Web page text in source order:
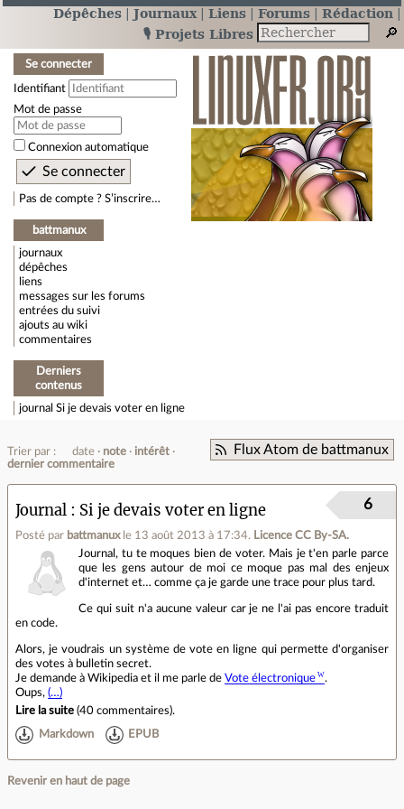
Dépêches Journaux Liens Forums
Rédaction
🎙️ Projets Libres
Se connecter
Identifiant
Mot de passe
Connexion automatique
Pas de compte ? S’inscrire…
battmanux
journaux
dépêches
liens
messages sur les forums
entrées du suivi
ajouts au wiki
commentaires
Derniers
contenus
journal Si je devais voter en ligne
Flux Atom de battmanux
Trier par : date note
intérêt
dernier commentaire
Journal Si je devais voter en ligne
Posté par battmanux le 13 août 2013 à 17:34. Licence CC By‑SA.
6
Journal, tu te moques bien de voter. Mais je t'en parle parce
que les gens autour de moi ce moque pas mal des enjeux
d'internet et… comme ça je garde une trace pour plus tard.
Ce qui suit n'a aucune valeur car je ne l'ai pas encore traduit
en code.
Alors, je voudrais un système de vote en ligne qui permette d'organiser
des votes à bulletin secret.
Je demande à Wikipedia et il me parle de Vote électronique
.
Oups, (…)
Lire la suite (40 commentaires).
Markdown EPUB
Revenir en haut de page